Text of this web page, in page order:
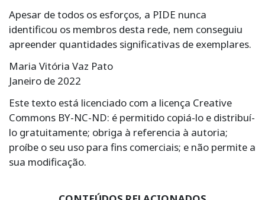
Apesar de todos os esforços, a PIDE nunca
identificou os membros desta rede, nem conseguiu
apreender quantidades significativas de exemplares.
Maria Vitória Vaz Pato
Janeiro de 2022
Este texto está licenciado com a licença Creative
Commons BY-NC-ND: é permitido copiá-lo e distribuí-
lo gratuitamente; obriga à referencia à autoria;
proíbe o seu uso para fins comerciais; e não permite a
sua modificação.